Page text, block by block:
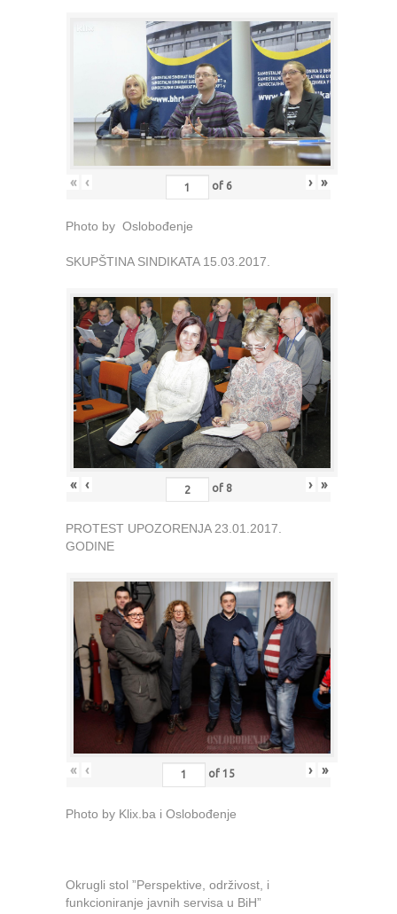
« ‹ of 6 › »
Photo by Oslobođenje
SKUPŠTINA SINDIKATA 15.03.2017.
« ‹ of 8 › »
PROTEST UPOZORENJA 23.01.2017.
GODINE
« ‹ of 15 › »
Photo by Klix.ba i Oslobođenje
Okrugli stol ”Perspektive, održivost, i
funkcioniranje javnih servisa u BiH”